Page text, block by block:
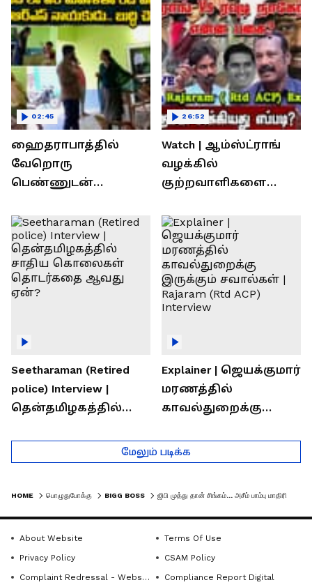
ஹைதராபாத்தில்
வேறொரு
பெண்ணுடன்
தலைவரை மடக்கி
பிடித்த மனைவி
02:45
Watch | ஆம்ஸ்ட்ராங்
வழக்கில்
குற்றவாளிகளை
காவல்துறை? / Rajaram
Rtd ACP Interview
26:52
Seetharaman (Retired
police) Interview |
தென்தமிழகத்தில்
தொடர்கதை ஆவது
ஏன்?
Explainer | ஜெயக்குமார்
மரணத்தில்
காவல்துறைக்கு
Rajaram (Rtd ACP)
Interview
மேலும் படிக்க
HOME பொழுதுபோக்கு BIGG BOSS
About Website
Terms Of Use
Privacy Policy
CSAM Policy
Complaint Redressal - Website
Compliance Report Digital